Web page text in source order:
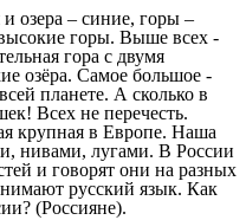
озера – синие, горы –
горы. Выше всех -
гора с двумя
озёра. Самое большое -
планете. А сколько в
Всех не перечесть.
крупная в Европе. Наша
нивами, лугами. В России
и говорят они на разных
русский язык. Как
(Россияне).